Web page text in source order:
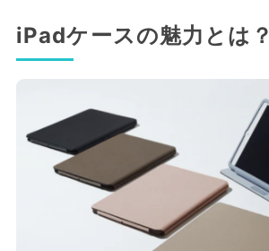
iPadケースの魅力とは？